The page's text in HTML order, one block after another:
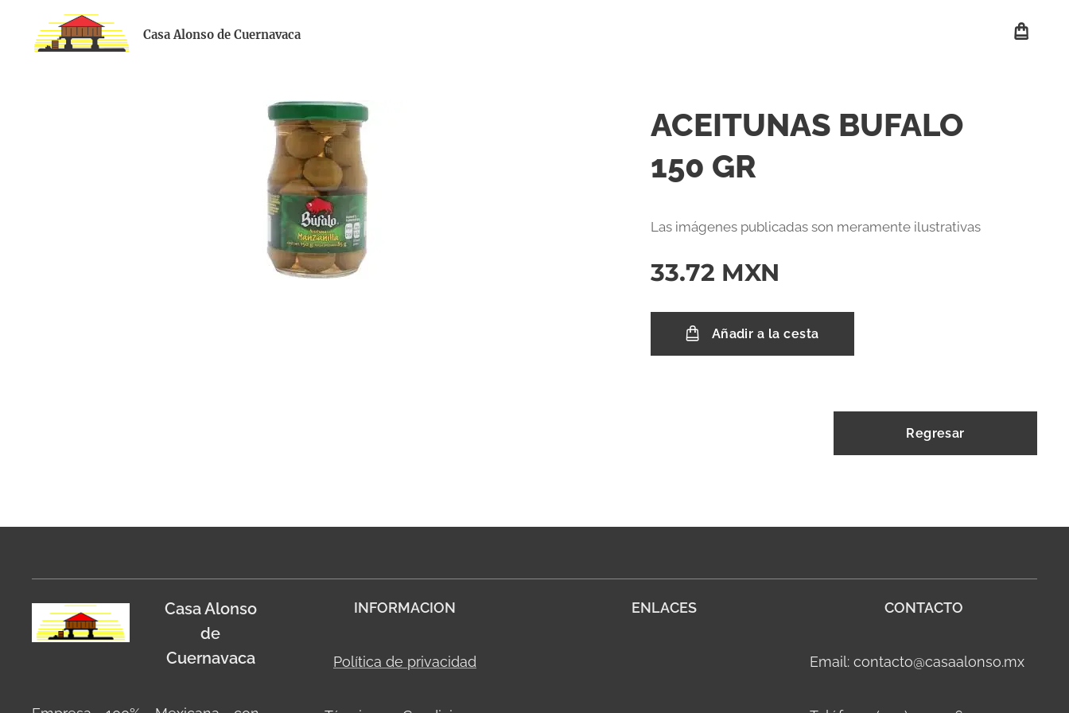
Casa Alonso de Cuernavaca
ACEITUNAS BUFALO
150 GR
Las imágenes publicadas son meramente ilustrativas
33.72 MXN
Añadir a la cesta
Regresar
Casa Alonso
de
Cuernavaca
INFORMACION
Política de privacidad
ENLACES CONTACTO
Email: contacto@casaalonso.mx